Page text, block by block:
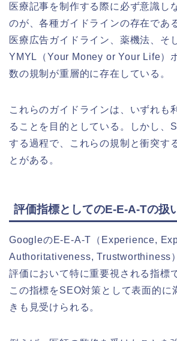
医療記事を制作する際に必ず意識し
のが、各種ガイドラインの存在であ
医療広告ガイドライン、薬機法、そ
YMYL（Your Money or Your Life）
数の規制が重層的に存在している。
これらのガイドラインは、いずれも
ることを目的としている。しかし、
する過程で、これらの規制と衝突す
とがある。
評価指標としてのE-E-A-Tの扱
GoogleのE-E-A-T（Experience,
Authoritativeness, Trustworthiness
評価において特に重要視される指標
この指標をSEO対策として表面的に
きも見受けられる。